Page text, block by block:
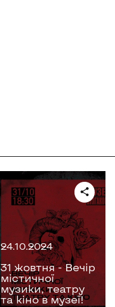
24.10.2024
31 жовтня - Вечір
містичної
музики, театру
та кіно в музеї!